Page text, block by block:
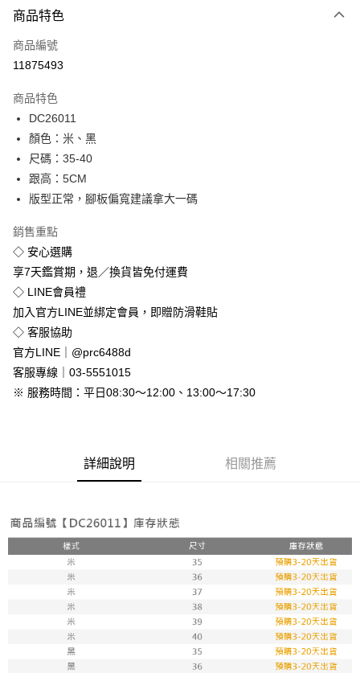
信用卡一次付款
超商取貨付款
Apple Pay
街口支付
悠遊付
Google Pay
全盈+PAY
運送方式
全家付款取貨
免運費
付款後全家取貨
免運費
7-11付款取貨
每筆NT$90，滿NT$999(含以上)免運費
離島郵局配送
每筆NT$90，滿NT$999(含以上)免運費
【宇迅國際】限一般住址，不支援智能櫃 查看運費
商品特色
商品編號
11875493
商品特色
DC26011
顏色：米、黑
尺碼：35-40
跟高：5CM
版型正常，腳板偏寬建議拿大一碼
銷售重點
◇ 安心選購
享7天鑑賞期，退／換貨皆免付運費
◇ LINE會員禮
加入官方LINE並綁定會員，即贈防滑鞋貼
◇ 客服協助
官方LINE｜@prc6488d
客服專線｜03-5551015
※ 服務時間：平日08:30～12:00、13:00～17:30
詳細說明 相關推薦